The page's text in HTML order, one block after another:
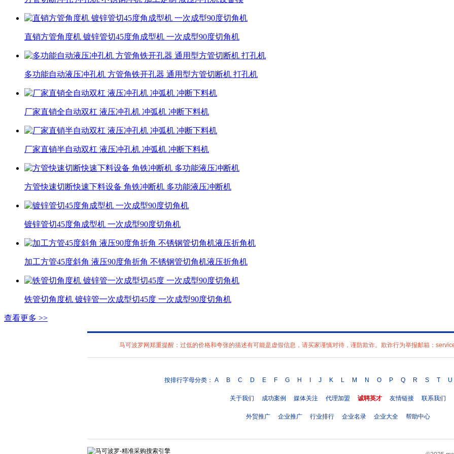
直销方管角度机 镀锌管切45度角成型机 一次成型90度切角机
多功能自动液压冲孔机 方管角铁开孔器 通用型方管切断机 打孔机
厂家直销全自动双杠 液压冲孔机 冲弧机 冲断下料机
厂家直销半自动双杠 液压冲孔机 冲弧机 冲断下料机
方管快速切断快速下料设备 角铁冲断机 多功能液压冲断机
镀锌管切45度角成型机 一次成型90度切角机
加工方管45度斜角 液压90度角折角 不锈钢管切角机液压折角机
铁管切角度机 镀锌管一次成型切45度 一次成型90度切角机
查看更多 >>
马可波罗网郑重提醒：过低的价格和夸张的描述有可能是虚假信息，请买家谨慎对待，谨防欺诈。欺诈行为举报邮箱：
按排行字母分类： A B C D E F G H I J K L M N O P Q R S T U
关于我们 成功案例 媒体关注 代理加盟 诚聘英才 友情链接 联系我们
外贸推广 企业推广 行业排行 企业名录 企业大全 帮助中心